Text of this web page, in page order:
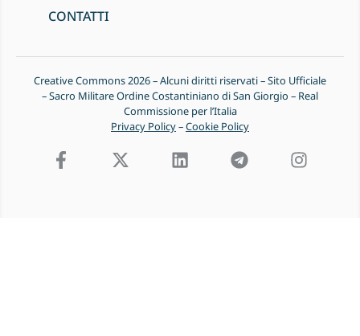
CONTATTI
Creative Commons 2026 – Alcuni diritti riservati – Sito Ufficiale
– Sacro Militare Ordine Costantiniano di San Giorgio – Real
Commissione per l’Italia
Privacy Policy–Cookie Policy